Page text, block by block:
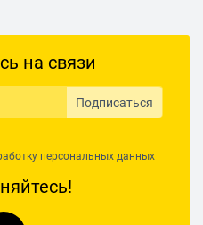
на связи
Подписаться
персональных данных